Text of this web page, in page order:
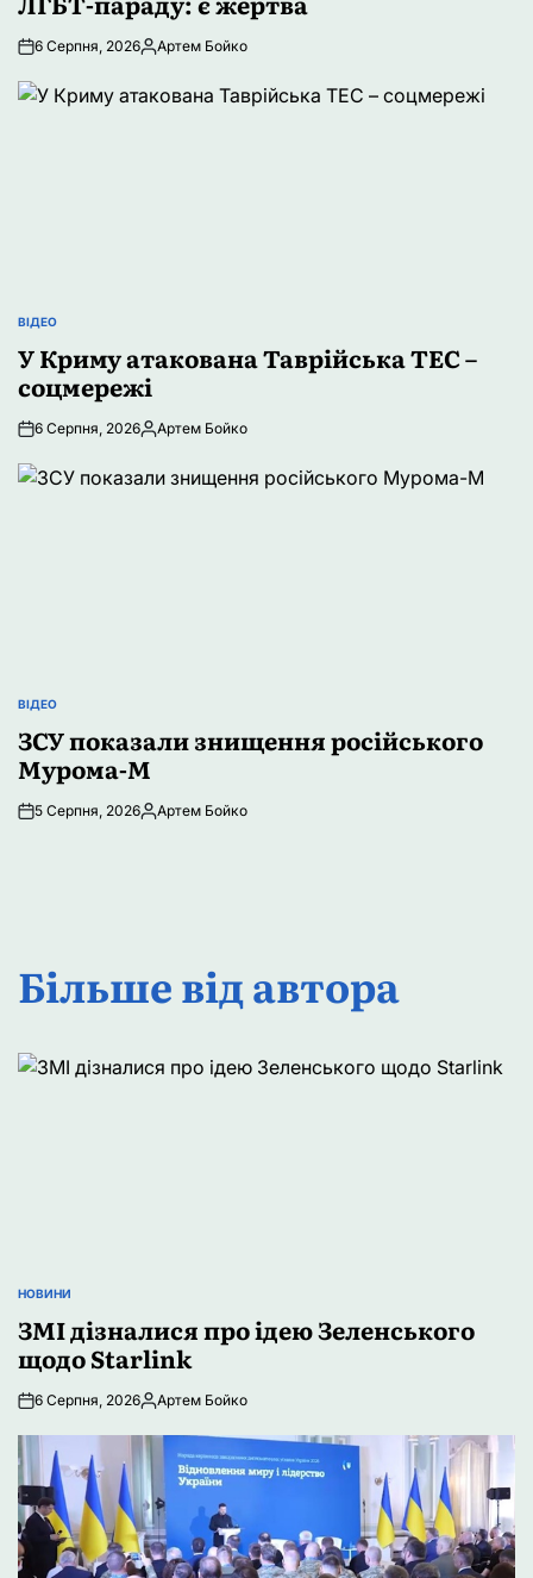
6 Серпня, 2026Опубліковано
Артем Бойко
ОПУБЛІКУВАТИ
ВІДЕО
У Криму атакована Таврійська ТЕС –
соцмережі
6 Серпня, 2026Опубліковано
Артем Бойко
ОПУБЛІКУВАТИ
ВІДЕО
ЗСУ показали знищення російського
Мурома-М
5 Серпня, 2026Опубліковано
Артем Бойко
Більше від автора
ОПУБЛІКУВАТИ
НОВИНИ
ЗМІ дізналися про ідею Зеленського
щодо Starlink
6 Серпня, 2026Опубліковано
Артем Бойко